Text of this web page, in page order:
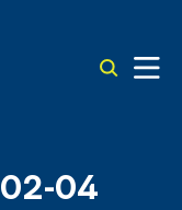
04